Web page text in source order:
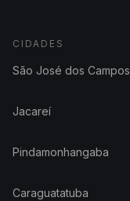
CIDADES
São José dos Campos
Jacareí
Pindamonhangaba
Caraguatatuba